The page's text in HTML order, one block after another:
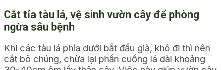
Cắt tỉa tàu lá, vệ sinh vườn cây để phòng
ngừa sâu bệnh
Khi các tàu lá phía dưới bắt đầu già, khô đi thì nên
cắt bỏ chúng, chừa lại phần cuống lá dài khoảng